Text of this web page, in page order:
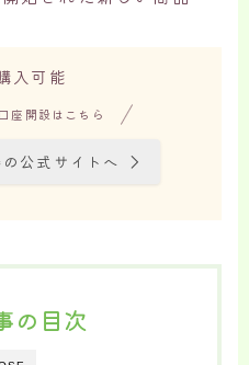
入可能
座開設はこちら
公式サイトへ
の目次